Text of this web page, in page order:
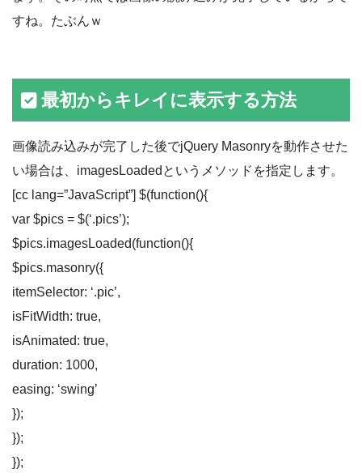
すね。たぶんｗ
最初からキレイに表示する方法
画像読み込みが完了した後でjQuery Masonryを動作させた
い場合は、imagesLoadedというメソッドを指定します。
[cc lang=”JavaScript”] $(function(){
var $pics = $(‘.pics’);
$pics.imagesLoaded(function(){
$pics.masonry({
itemSelector: ‘.pic’,
isFitWidth: true,
isAnimated: true,
duration: 1000,
easing: ‘swing’
});
});
});